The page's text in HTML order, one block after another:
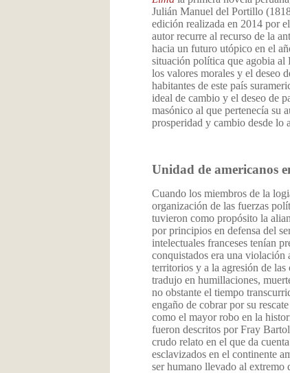
Julián Manuel del Portillo
edición realizada en 2014 por
autor recurre al recurso de la
hacia un futuro utópico en el
situación política que agobia al
los valores morales y el deseo
habitantes de este país
ideal de cambio y el deseo de
masónico al que pertenecía su
prosperidad y cambio desde lo
Unidad de americanos
Cuando los miembros de la
organización de las fuerzas
tuvieron como propósito la
por principios en defensa del
intelectuales franceses tenían
conquistados era una violación
territorios y a la agresión de
tradujo en humillaciones,
no obstante el tiempo
engaño de cobrar por su
como el mayor robo en la
fueron descritos por Fray
crudo relato en el que da
esclavizados en el continente
ser humano llevado al extremo